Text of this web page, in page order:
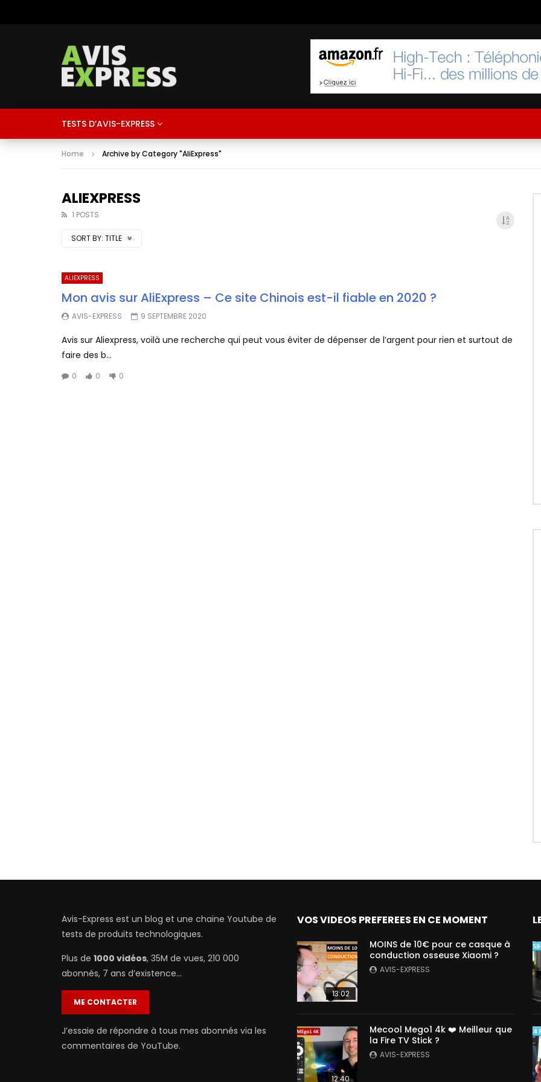
TESTS D’AVIS-EXPRESS
Home Archive by Category "AliExpress"
ALIEXPRESS
1 POSTS
SORT BY: TITLE
ALIEXPRESS
Mon avis sur AliExpress – Ce site Chinois est-il fiable en 2020 ?
AVIS-EXPRESS 9 SEPTEMBRE 2020
Avis sur Aliexpress, voilà une recherche qui peut vous éviter de dépenser de l’argent pour rien et surtout de
faire des b...
0 0 0
Avis-Express est un blog et une chaine Youtube de
tests de produits technologiques.
Plus de 1000 vidéos, 35M de vues, 210 000
abonnés, 7 ans d’existence…
ME CONTACTER
J’essaie de répondre à tous mes abonnés via les
commentaires de YouTube.
VOS VIDEOS PREFEREES EN CE MOMENT
13:02
MOINS de 10€ pour ce casque à
conduction osseuse Xiaomi ?
AVIS-EXPRESS
12:40
Mecool Mego1 4k ❤️ Meilleur que
la Fire TV Stick ?
AVIS-EXPRESS